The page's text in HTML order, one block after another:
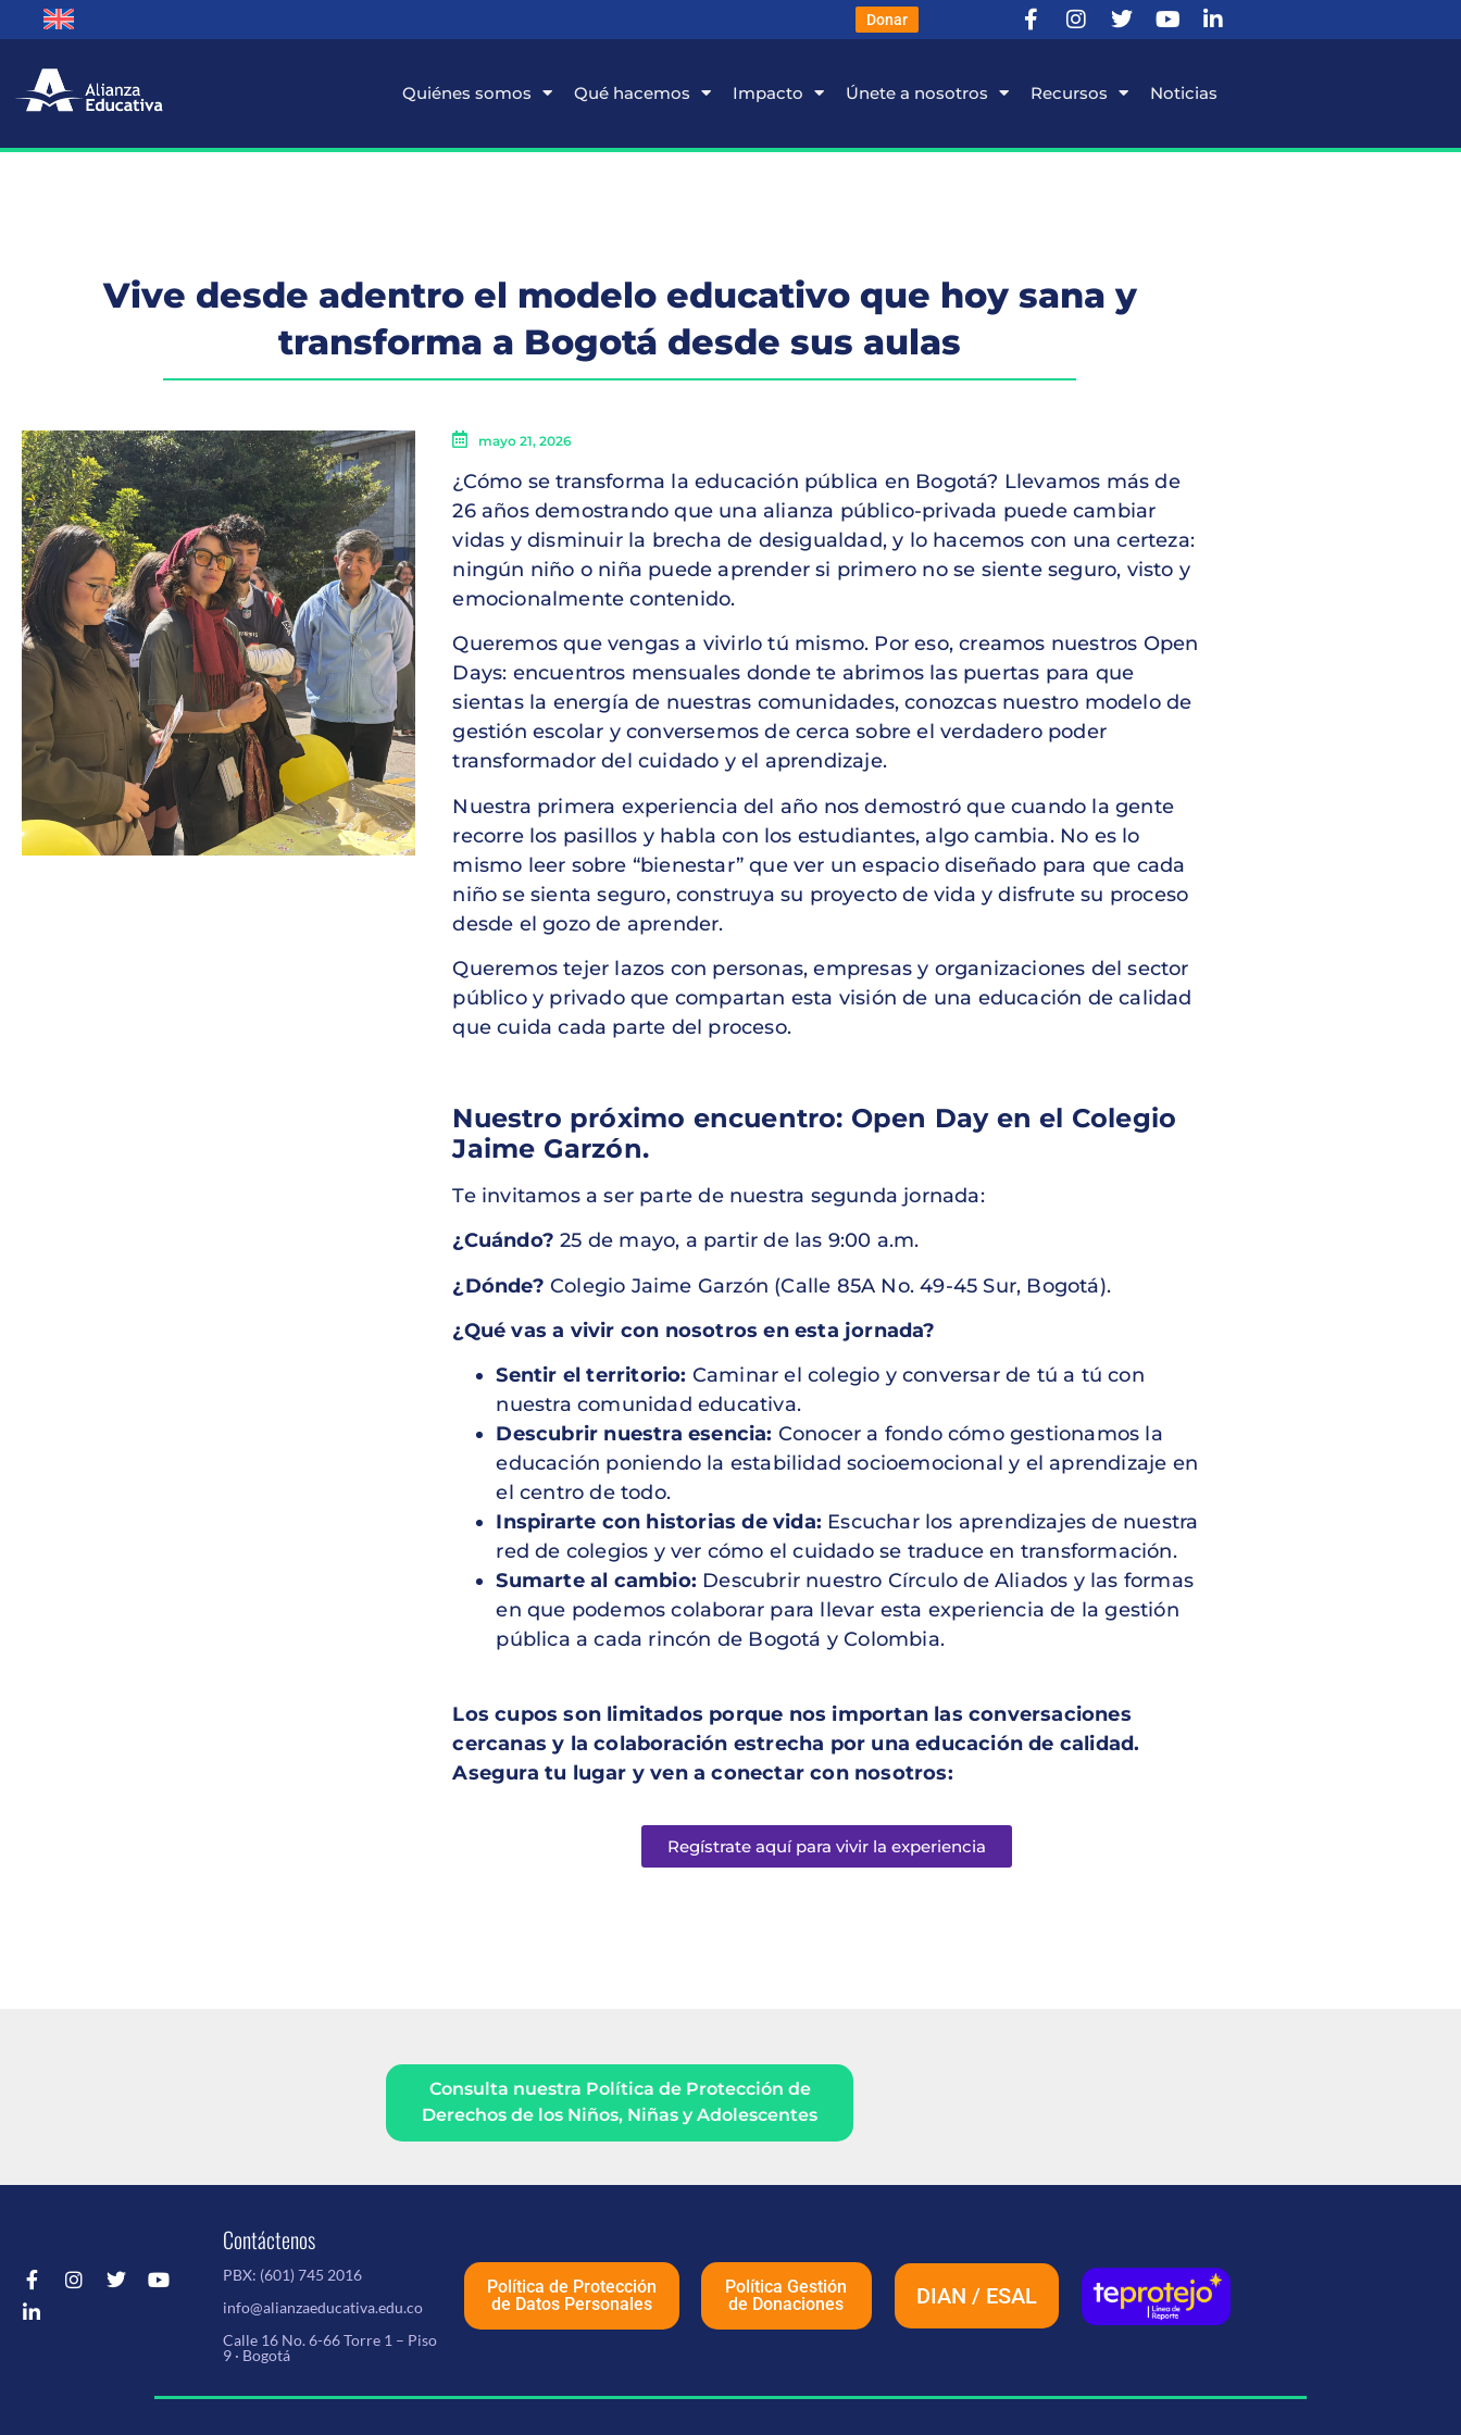
Donar
Quiénes somos Qué hacemos Impacto Únete a nosotros Recursos Noticias
Vive desde adentro el modelo educativo que hoy sana y
transforma a Bogotá desde sus aulas
mayo 21, 2026
¿Cómo se transforma la educación pública en Bogotá? Llevamos más de
26 años demostrando que una alianza público-privada puede cambiar
vidas y disminuir la brecha de desigualdad, y lo hacemos con una certeza:
ningún niño o niña puede aprender si primero no se siente seguro, visto y
emocionalmente contenido.
Queremos que vengas a vivirlo tú mismo. Por eso, creamos nuestros Open
Days: encuentros mensuales donde te abrimos las puertas para que
sientas la energía de nuestras comunidades, conozcas nuestro modelo de
gestión escolar y conversemos de cerca sobre el verdadero poder
transformador del cuidado y el aprendizaje.
Nuestra primera experiencia del año nos demostró que cuando la gente
recorre los pasillos y habla con los estudiantes, algo cambia. No es lo
mismo leer sobre “bienestar” que ver un espacio diseñado para que cada
niño se sienta seguro, construya su proyecto de vida y disfrute su proceso
desde el gozo de aprender.
Queremos tejer lazos con personas, empresas y organizaciones del sector
público y privado que compartan esta visión de una educación de calidad
que cuida cada parte del proceso.
Nuestro próximo encuentro: Open Day en el Colegio
Jaime Garzón.
Te invitamos a ser parte de nuestra segunda jornada:
¿Cuándo? 25 de mayo, a partir de las 9:00 a.m.
¿Dónde? Colegio Jaime Garzón (Calle 85A No. 49-45 Sur, Bogotá).
¿Qué vas a vivir con nosotros en esta jornada?
Sentir el territorio: Caminar el colegio y conversar de tú a tú con
nuestra comunidad educativa.
Descubrir nuestra esencia: Conocer a fondo cómo gestionamos la
educación poniendo la estabilidad socioemocional y el aprendizaje en
el centro de todo.
Inspirarte con historias de vida: Escuchar los aprendizajes de nuestra
red de colegios y ver cómo el cuidado se traduce en transformación.
Sumarte al cambio: Descubrir nuestro Círculo de Aliados y las formas
en que podemos colaborar para llevar esta experiencia de la gestión
pública a cada rincón de Bogotá y Colombia.
Los cupos son limitados porque nos importan las conversaciones
cercanas y la colaboración estrecha por una educación de calidad.
Asegura tu lugar y ven a conectar con nosotros:
Regístrate aquí para vivir la experiencia
Consulta nuestra Política de Protección de
Derechos de los Niños, Niñas y Adolescentes
Contáctenos
PBX: (601) 745 2016
info@alianzaeducativa.edu.co
Calle 16 No. 6-66 Torre 1 – Piso
9 · Bogotá
Política de Protección
de Datos Personales
Política Gestión
de Donaciones
DIAN / ESAL